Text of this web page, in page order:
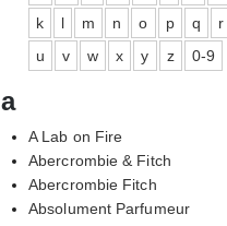
k
l m n o p q r
u
v w x y z 0-9
a
A Lab on Fire
Abercrombie & Fitch
Abercrombie Fitch
Absolument Parfumeur